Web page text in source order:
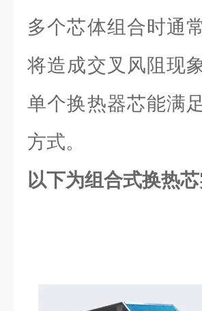
多个芯体组合时通
将造成交叉风阻现
单个换热器芯能满
方式。
以下为组合式换热芯